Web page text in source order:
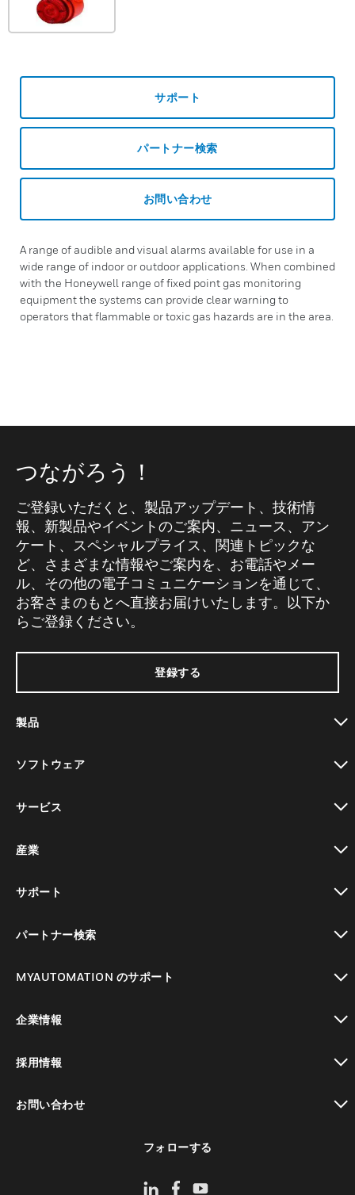
サポート
パートナー検索
お問い合わせ
A range of audible and visual alarms available for use in a
wide range of indoor or outdoor applications. When combined
with the Honeywell range of fixed point gas monitoring
equipment the systems can provide clear warning to
operators that flammable or toxic gas hazards are in the area.
つながろう！
ご登録いただくと、製品アップデート、技術情
報、新製品やイベントのご案内、ニュース、アン
ケート、スペシャルプライス、関連トピックな
ど、さまざまな情報やご案内を、お電話やメー
ル、その他の電子コミュニケーションを通じて、
お客さまのもとへ直接お届けいたします。以下か
らご登録ください。
登録する
製品
ソフトウェア
サービス
産業
サポート
パートナー検索
MYAUTOMATION のサポート
企業情報
採用情報
お問い合わせ
フォローする